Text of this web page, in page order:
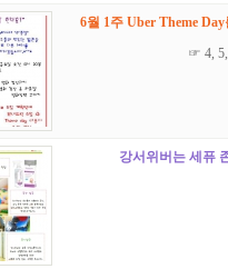
6월 1주 Uber Theme
☞ 4,
강서위버는 세퓨